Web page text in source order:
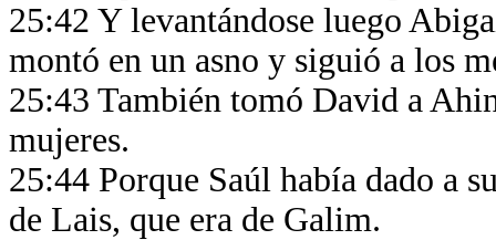
25:42 Y levantándose luego
montó en un asno y siguió a los
25:43 También tomó David a
mujeres.
25:44 Porque Saúl había dado a
de Lais, que era de Galim.